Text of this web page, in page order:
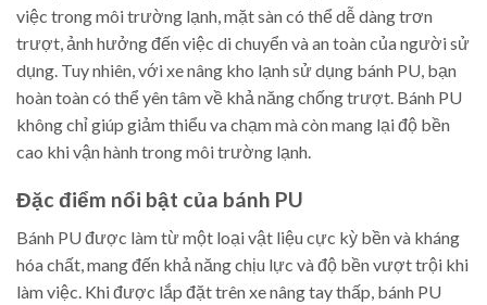
việc trong môi trường lạnh, mặt sàn có thể dễ dàng trơn
trượt, ảnh hưởng đến việc di chuyển và an toàn của người sử
dụng. Tuy nhiên, với xe nâng kho lạnh sử dụng bánh PU, bạn
hoàn toàn có thể yên tâm về khả năng chống trượt. Bánh PU
không chỉ giúp giảm thiểu va chạm mà còn mang lại độ bền
cao khi vận hành trong môi trường lạnh.
Đặc điểm nổi bật của bánh PU
Bánh PU được làm từ một loại vật liệu cực kỳ bền và kháng
hóa chất, mang đến khả năng chịu lực và độ bền vượt trội khi
làm việc. Khi được lắp đặt trên xe nâng tay thấp, bánh PU